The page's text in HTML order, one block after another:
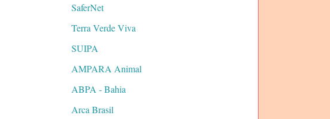
SaferNet
Terra Verde Viva
SUIPA
AMPARA Animal
ABPA - Bahia
Arca Brasil